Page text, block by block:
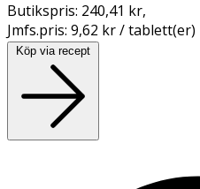
Butikspris: 240,41 kr,
Jmfs.pris: 9,62 kr / tablett(er)
Köp via recept